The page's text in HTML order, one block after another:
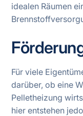
idealen Räumen
Für viele
darüber, ob eine
Pelletheizung
hier entstehen